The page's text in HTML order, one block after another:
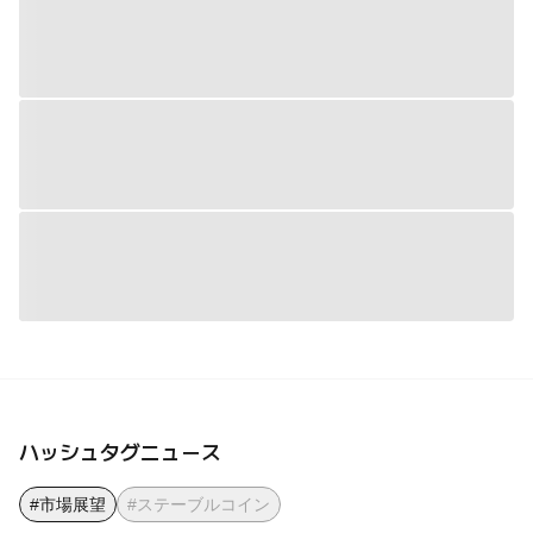
ハッシュタグニュース
#市場展望 #ステーブルコイン